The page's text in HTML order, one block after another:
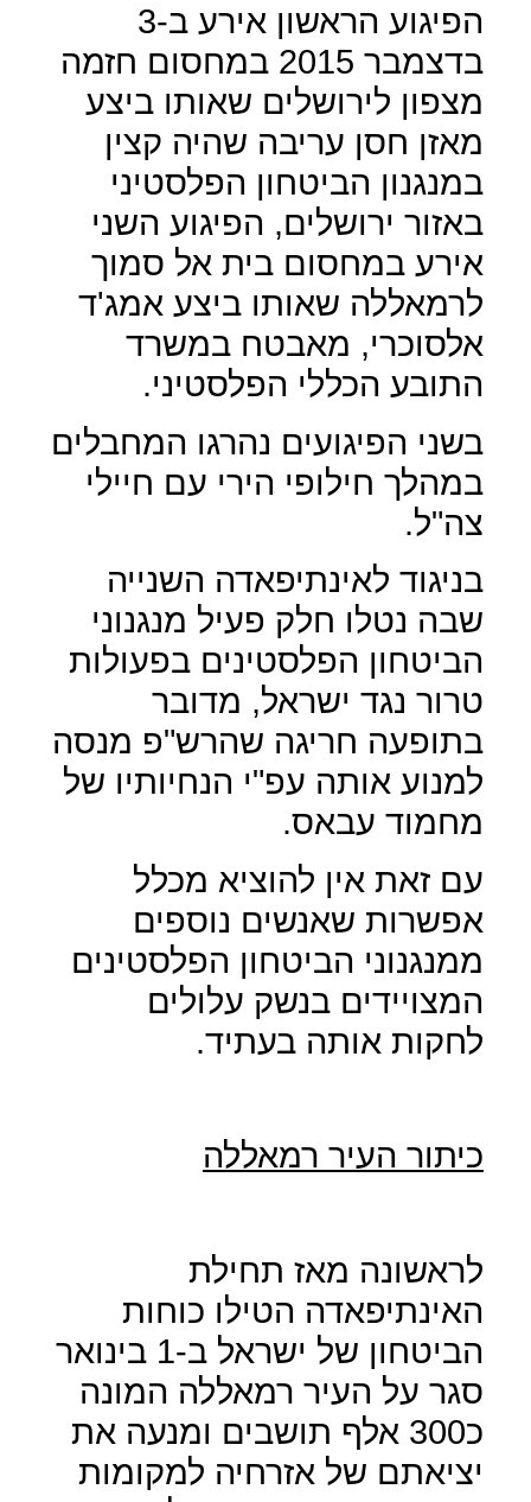
הפיגוע הראשון אירע ב-3
בדצמבר 2015 במחסום חזמה
מצפון לירושלים שאותו ביצע
מאזן חסן עריבה שהיה קצין
במנגנון הביטחון הפלסטיני
באזור ירושלים, הפיגוע השני
אירע במחסום בית אל סמוך
לרמאללה שאותו ביצע אמג'ד
אלסוכרי, מאבטח במשרד
התובע הכללי הפלסטיני.
בשני הפיגועים נהרגו המחבלים
במהלך חילופי הירי עם חיילי
צה"ל.
בניגוד לאינתיפאדה השנייה
שבה נטלו חלק פעיל מנגנוני
הביטחון הפלסטינים בפעולות
טרור נגד ישראל, מדובר
בתופעה חריגה שהרש"פ מנסה
למנוע אותה עפ"י הנחיותיו של
מחמוד עבאס.
עם זאת אין להוציא מכלל
אפשרות שאנשים נוספים
ממנגנוני הביטחון הפלסטינים
המצויידים בנשק עלולים
לחקות אותה בעתיד.
כיתור העיר רמאללה
לראשונה מאז תחילת
האינתיפאדה הטילו כוחות
הביטחון של ישראל ב-1 בינואר
סגר על העיר רמאללה המונה
כ300 אלף תושבים ומנעה את
יציאתם של אזרחיה למקומות